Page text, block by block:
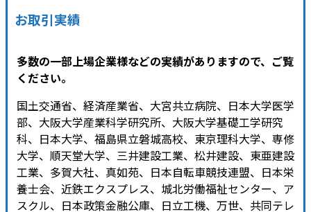
お取引実績
多数の一部上場企業様などの実績がありますので、ご覧
ください。
国土交通省、経済産業省、大宮共立病院、日本大学医学
部、大阪大学産業科学研究所、大阪大学基礎工学研究
科、日本大学、福島県立磐城高校、東京理科大学、専修
大学、順天堂大学、三井建設工業、松井建設、東亜建設
工業、多賀大社、真如苑、日本自転車競技連盟、日本栄
養士会、近鉄エクスプレス、城北労働福祉センター、ア
スクル、日本政策金融公庫、日立工機、万世、共同テレ